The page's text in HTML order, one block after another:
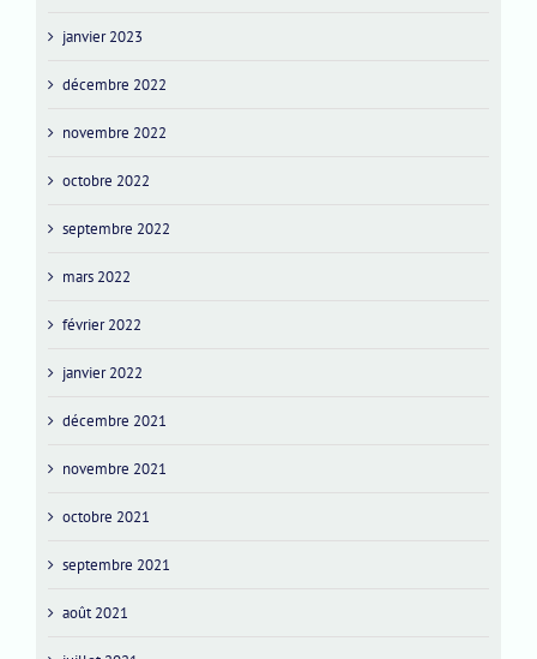
janvier 2023
décembre 2022
novembre 2022
octobre 2022
septembre 2022
mars 2022
février 2022
janvier 2022
décembre 2021
novembre 2021
octobre 2021
septembre 2021
août 2021